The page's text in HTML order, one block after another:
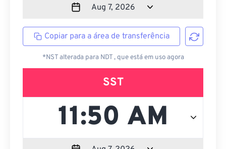
Copiar para a área de transferência
*NST alterada para NDT , que está em uso agora
SST